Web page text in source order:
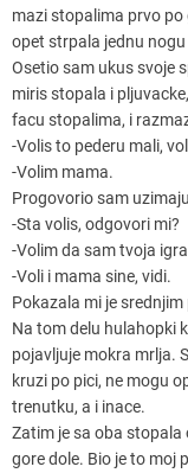
mazi stopalima prvo po
opet strpala jednu
Osetio sam ukus svoje
miris stopala i
facu stopalima, i
-Volis to pederu mali,
-Volim mama.
Progovorio sam
-Sta volis, odgovori mi?
-Volim da sam tvoja
-Voli i mama sine, vidi.
Pokazala mi je
Na tom delu hulahopki
pojavljuje mokra mrlja.
kruzi po pici, ne mogu
trenutku, a i inace.
Zatim je sa oba
gore dole. Bio je to moj